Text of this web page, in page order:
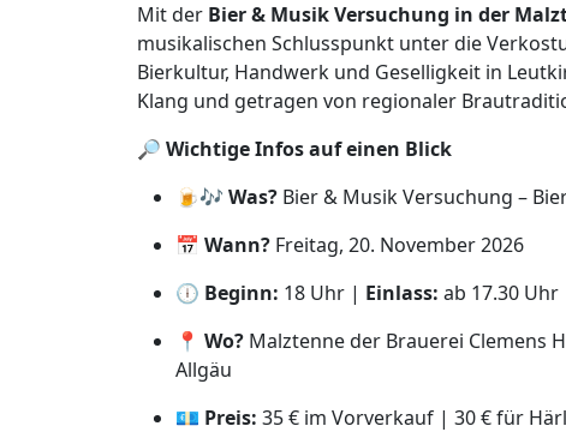
Mit der Bier & Musik Versuchung in der
musikalischen Schlusspunkt unter die
Bierkultur, Handwerk und Geselligkeit in
Klang und getragen von regionaler
🔎 Wichtige Infos auf einen Blick
🍺🎶 Was? Bier & Musik Versuchung –
📅 Wann? Freitag, 20. November 2026
🕕 Beginn: 18 Uhr | Einlass: ab 17.30 Uhr
📍 Wo? Malztenne der Brauerei Clemens
Allgäu
💶 Preis: 35 € im Vorverkauf | 30 € für